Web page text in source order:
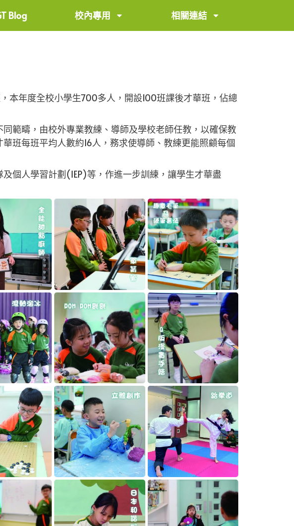
Blog 校內專用 相關連結
本年度全校小學生700多人，開設100班課後才華班，佔總
範疇，由校外專業教練、導師及學校老師任教，以確保教
班每班平均人數約16人，務求使導師、教練更能照顧每個
個人學習計劃(IEP)等，作進一步訓練，讓學生才華盡